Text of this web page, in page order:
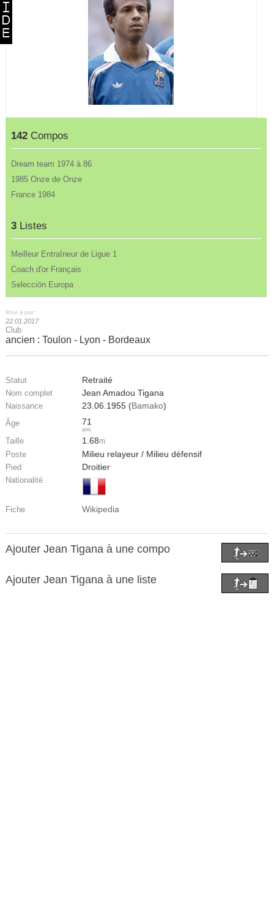
142 Compos
Dream team 1974 à 86
1985 Onze de Onze
France 1984
3 Listes
Meilleur Entraîneur de Ligue 1
Coach d'or Français
Selección Europa
Mise à jour :
22.01.2017
Club
ancien : Toulon - Lyon - Bordeaux
Statut Retraité
Nom complet Jean Amadou Tigana
Naissance 23.06.1955 (Bamako)
Âge 71
ans
Taille 1.68m
Poste Milieu relayeur / Milieu défensif
Pied Droitier
Nationalité
Fiche Wikipedia
Ajouter Jean Tigana à une compo
Ajouter Jean Tigana à une liste